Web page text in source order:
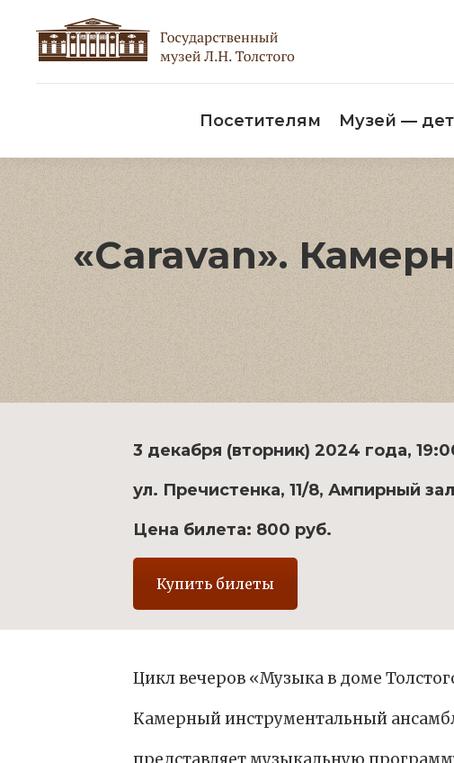
Посетителям Музей —
«Caravan».
3 декабря (вторник) 2024 года,
ул. Пречистенка, 11/8, Ампирный зал
Цена билета: 800 руб.
Купить билеты
Цикл вечеров «Музыка в доме
Камерный инструментальный